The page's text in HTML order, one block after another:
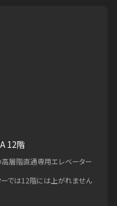
12階
層階直通専用エレベーター
では12階には上がれません